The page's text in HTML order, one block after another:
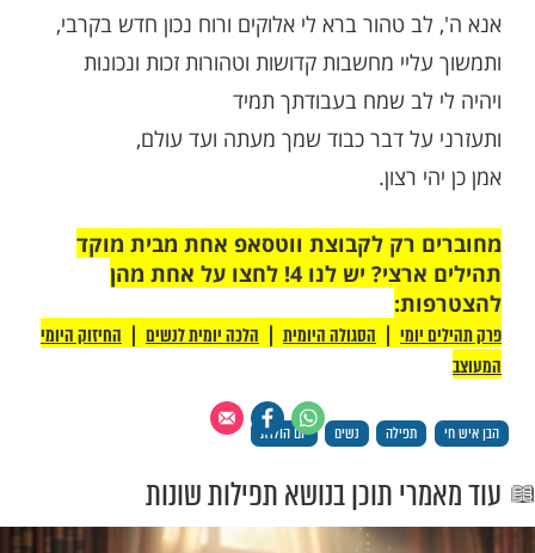
עוד תוכן חדש ומפתיע! התחברו לכל
שלנו בתהיליםבלחיצה כאן >>>​
עולם
לפניך כי בהיום הזה שהוא יום (תאמר את
העברי) לחודש (החודש העברי בו נולדה)
לידתי,
טהור ברא לי אלוקים ורוח נכון חדש בקרבי,
מחשבות קדושות וטהורות זכות ונכונות
שמח בעבודתך תמיד
דבר כבוד שמך מעתה ועד עולם,
רצון.